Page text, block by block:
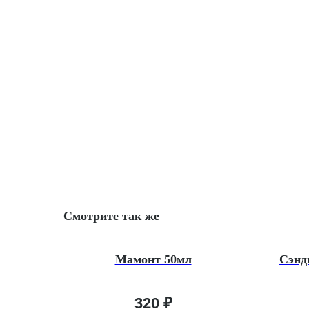
Смотрите так же
Мамонт 50мл
320 ₽